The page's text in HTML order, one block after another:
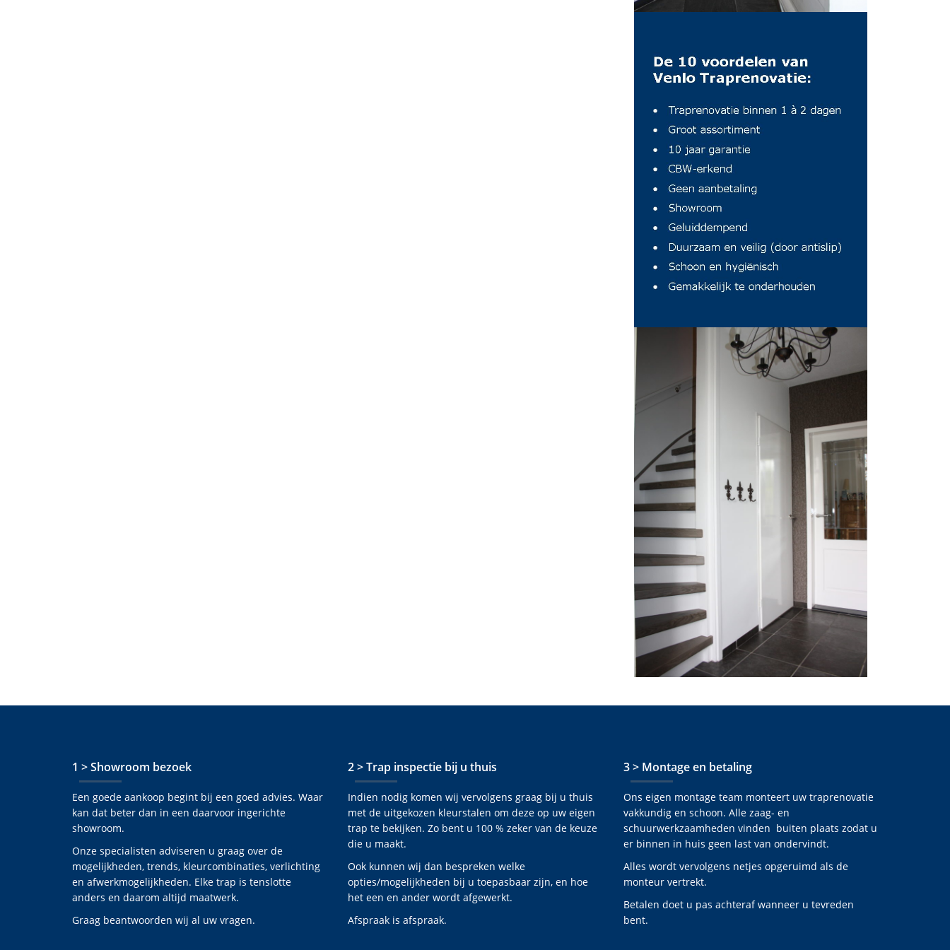
1 > Showroom bezoek
Een goede aankoop begint bij een goed advies. Waar
kan dat beter dan in een daarvoor ingerichte
showroom.
Onze specialisten adviseren u graag over de
mogelijkheden, trends, kleurcombinaties, verlichting
en afwerkmogelijkheden. Elke trap is tenslotte
anders en daarom altijd maatwerk.
Graag beantwoorden wij al uw vragen.
2 > Trap inspectie bij u thuis
Indien nodig komen wij vervolgens graag bij u thuis
met de uitgekozen kleurstalen om deze op uw eigen
trap te bekijken. Zo bent u 100 % zeker van de keuze
die u maakt.
Ook kunnen wij dan bespreken welke
opties/mogelijkheden bij u toepasbaar zijn, en hoe
het een en ander wordt afgewerkt.
Afspraak is afspraak.
3 > Montage en betaling
Ons eigen montage team monteert uw traprenovatie
vakkundig en schoon. Alle zaag- en
schuurwerkzaamheden vinden buiten plaats zodat u
er binnen in huis geen last van ondervindt.
Alles wordt vervolgens netjes opgeruimd als de
monteur vertrekt.
Betalen doet u pas achteraf wanneer u tevreden
bent.